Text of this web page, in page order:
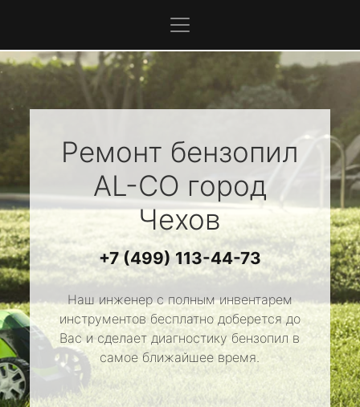
Ремонт бензопил
AL-CO город
Чехов
+7 (499) 113-44-73
Наш инженер с полным инвентарем
инструментов бесплатно доберется до
Вас и сделает диагностику бензопил в
самое ближайшее время.